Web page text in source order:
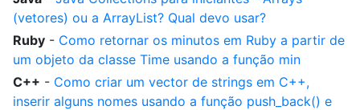
(vetores) ou a ArrayList? Qual devo usar?
Ruby - Como retornar os minutos em Ruby a partir de
um objeto da classe Time usando a função min
C++ - Como criar um vector de strings em C++,
inserir alguns nomes usando a função push_back() e